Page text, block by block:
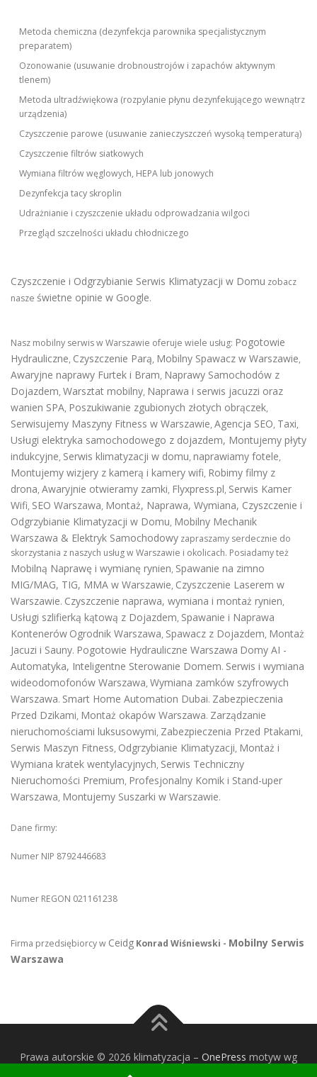
Metoda chemiczna (dezynfekcja parownika specjalistycznym
preparatem)
Ozonowanie (usuwanie drobnoustrojów i zapachów aktywnym
tlenem)
Metoda ultradźwiękowa (rozpylanie płynu dezynfekującego wewnątrz
urządzenia)
Czyszczenie parowe (usuwanie zanieczyszczeń wysoką temperaturą)
Czyszczenie filtrów siatkowych
Wymiana filtrów węglowych, HEPA lub jonowych
Dezynfekcja tacy skroplin
Udrażnianie i czyszczenie układu odprowadzania wilgoci
Przegląd szczelności układu chłodniczego
Czyszczenie i Odgrzybianie Serwis Klimatyzacji w Domu zobacz
nasze świetne opinie w Google.
Nasz mobilny serwis w Warszawie oferuje wiele usług: Pogotowie
Hydrauliczne, Czyszczenie Parą, Mobilny Spawacz w Warszawie,
Awaryjne naprawy Furtek i Bram, Naprawy Samochodów z
Dojazdem, Warsztat mobilny, Naprawa i serwis jacuzzi oraz
wanien SPA, Poszukiwanie zgubionych złotych obrączek,
Serwisujemy Maszyny Fitness w Warszawie, Agencja SEO, Taxi,
Usługi elektryka samochodowego z dojazdem, Montujemy płyty
indukcyjne, Serwis klimatyzacji w domu, naprawiamy fotele,
Montujemy wizjery z kamerą i kamery wifi, Robimy filmy z
drona, Awaryjnie otwieramy zamki, Flyxpress.pl, Serwis Kamer
Wifi, SEO Warszawa, Montaż, Naprawa, Wymiana, Czyszczenie i
Odgrzybianie Klimatyzacji w Domu, Mobilny Mechanik
Warszawa & Elektryk Samochodowy zapraszamy serdecznie do
skorzystania z naszych usług w Warszawie i okolicach. Posiadamy też
Mobilną Naprawę i wymianę rynien, Spawanie na zimno
MIG/MAG, TIG, MMA w Warszawie, Czyszczenie Laserem w
Warszawie. Czyszczenie naprawa, wymiana i montaż rynien,
Usługi szlifierką kątową z Dojazdem, Spawanie i Naprawa
Kontenerów Ogrodnik Warszawa, Spawacz z Dojazdem, Montaż
Jacuzi i Sauny. Pogotowie Hydrauliczne Warszawa Domy AI -
Automatyka, Inteligentne Sterowanie Domem. Serwis i wymiana
wideodomofonów Warszawa, Wymiana zamków szyfrowych
Warszawa. Smart Home Automation Dubai. Zabezpieczenia
Przed Dzikami, Montaż okapów Warszawa. Zarządzanie
nieruchomościami luksusowymi, Zabezpieczenia Przed Ptakami,
Serwis Maszyn Fitness, Odgrzybianie Klimatyzacji, Montaż i
Wymiana kratek wentylacyjnych, Serwis Techniczny
Nieruchomości Premium, Profesjonalny Komik i Stand-uper
Warszawa, Montujemy Suszarki w Warszawie.
Dane firmy:
Numer NIP 8792446683
Numer REGON 021161238
Firma przedsiębiorcy w Ceidg Konrad Wiśniewski - Mobilny Serwis
Warszawa
Prawa autorskie © 2026 klimatyzacja – OnePress motyw wg
FameThemes